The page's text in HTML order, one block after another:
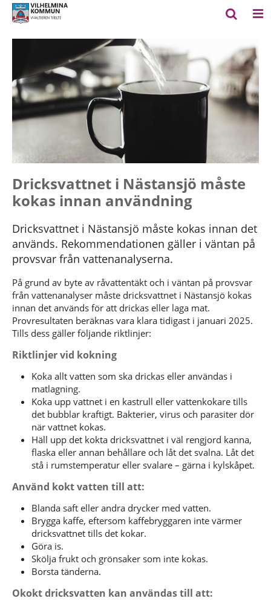
Dricksvattnet i Nästansjö måste
kokas innan användning
Dricksvattnet i Nästansjö måste kokas innan det
används. Rekommendationen gäller i väntan på
provsvar från vattenanalyserna.
På grund av byte av råvattentäkt och i väntan på provsvar
från vattenanalyser måste dricksvattnet i Nästansjö kokas
innan det används för att drickas eller laga mat.
Provresultaten beräknas vara klara tidigast i januari 2025.
Tills dess gäller följande riktlinjer:
Riktlinjer vid kokning
Koka allt vatten som ska drickas eller användas i
matlagning.
Koka upp vattnet i en kastrull eller vattenkokare tills
det bubblar kraftigt. Bakterier, virus och parasiter dör
när vattnet kokas.
Häll upp det kokta dricksvattnet i väl rengjord kanna,
flaska eller annan behållare och låt det svalna. Låt det
stå i rumstemperatur eller svalare – gärna i kylskåpet.
Använd kokt vatten till att:
Blanda saft eller andra drycker med vatten.
Brygga kaffe, eftersom kaffebryggaren inte värmer
dricksvattnet tills det kokar.
Göra is.
Skölja frukt och grönsaker som inte kokas.
Borsta tänderna.
Okokt dricksvatten kan användas till att: